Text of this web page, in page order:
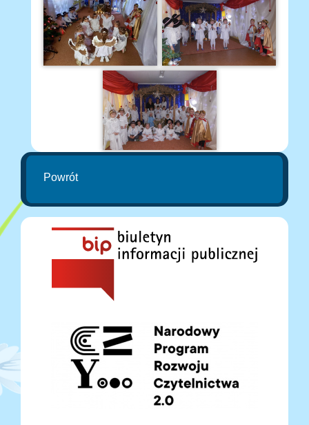
Powrót